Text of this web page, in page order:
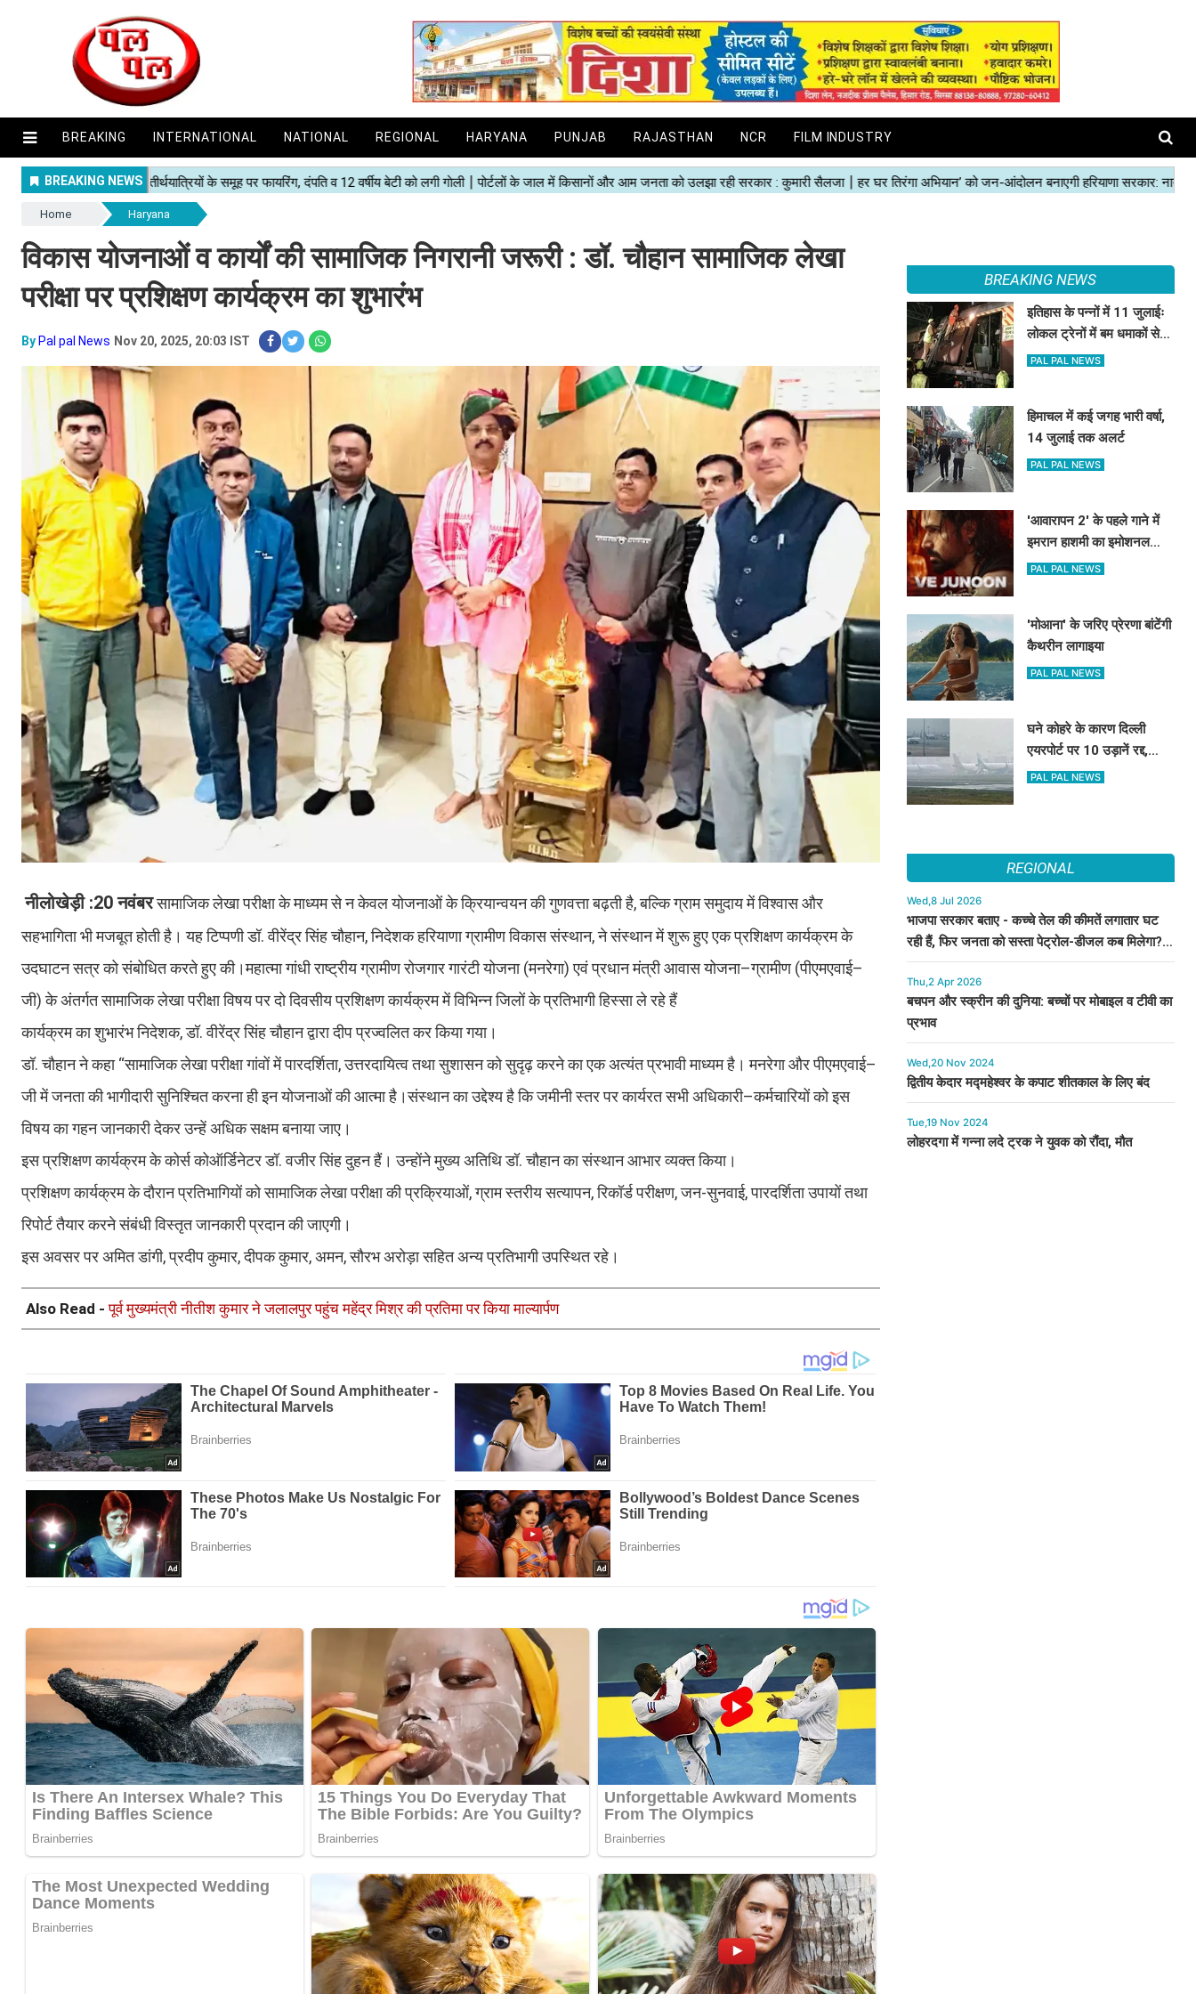
BREAKING INTERNATIONAL NATIONAL REGIONAL HARYANA PUNJAB RAJASTHAN NCR FILM INDUSTRY
Home Haryana
विकास योजनाओं व कार्यों की सामाजिक निगरानी जरूरी : डॉ. चौहान सामाजिक लेखा
परीक्षा पर प्रशिक्षण कार्यक्रम का शुभारंभ
By Pal pal News Nov 20, 2025, 20:03 IST
नीलोखेड़ी :20 नवंबरसामाजिक लेखा परीक्षा के माध्यम से न केवल योजनाओं के क्रियान्वयन की गुणवत्ता बढ़ती है, बल्कि ग्राम समुदाय में विश्वास और
सहभागिता भी मजबूत होती है। यह टिप्पणी डॉ. वीरेंद्र सिंह चौहान, निदेशक हरियाणा ग्रामीण विकास संस्थान, ने संस्थान में शुरू हुए एक प्रशिक्षण कार्यक्रम के
उदघाटन सत्र को संबोधित करते हुए की।महात्मा गांधी राष्ट्रीय ग्रामीण रोजगार गारंटी योजना (मनरेगा) एवं प्रधान मंत्री आवास योजना–ग्रामीण (पीएमएवाई–
जी) के अंतर्गत सामाजिक लेखा परीक्षा विषय पर दो दिवसीय प्रशिक्षण कार्यक्रम में विभिन्न जिलों के प्रतिभागी हिस्सा ले रहे हैं
कार्यक्रम का शुभारंभ निदेशक, डॉ. वीरेंद्र सिंह चौहान द्वारा दीप प्रज्वलित कर किया गया।
डॉ. चौहान ने कहा “सामाजिक लेखा परीक्षा गांवों में पारदर्शिता, उत्तरदायित्व तथा सुशासन को सुदृढ़ करने का एक अत्यंत प्रभावी माध्यम है। मनरेगा और पीएमएवाई–
जी में जनता की भागीदारी सुनिश्चित करना ही इन योजनाओं की आत्मा है।संस्थान का उद्देश्य है कि जमीनी स्तर पर कार्यरत सभी अधिकारी–कर्मचारियों को इस
विषय का गहन जानकारी देकर उन्हें अधिक सक्षम बनाया जाए।
इस प्रशिक्षण कार्यक्रम के कोर्स कोऑर्डिनेटर डॉ. वजीर सिंह दुहन हैं। उन्होंने मुख्य अतिथि डॉ. चौहान का संस्थान आभार व्यक्त किया।
प्रशिक्षण कार्यक्रम के दौरान प्रतिभागियों को सामाजिक लेखा परीक्षा की प्रक्रियाओं, ग्राम स्तरीय सत्यापन, रिकॉर्ड परीक्षण, जन-सुनवाई, पारदर्शिता उपायों तथा
रिपोर्ट तैयार करने संबंधी विस्तृत जानकारी प्रदान की जाएगी।
इस अवसर पर अमित डांगी, प्रदीप कुमार, दीपक कुमार, अमन, सौरभ अरोड़ा सहित अन्य प्रतिभागी उपस्थित रहे।
Also Read -पूर्व मुख्यमंत्री नीतीश कुमार ने जलालपुर पहुंच महेंद्र मिश्र की प्रतिमा पर किया माल्यार्पण
BREAKING NEWS
इतिहास के पन्नों में 11 जुलाईः
लोकल ट्रेनों में बम धमाकों से
दहल गई मुंबई, 189 की मौत
PAL PAL NEWS
हिमाचल में कई जगह भारी वर्षा,
14 जुलाई तक अलर्ट
PAL PAL NEWS
'आवारापन 2' के पहले गाने में
इमरान हाशमी का इमोशनल
अवतार
PAL PAL NEWS
'मोआना' के जरिए प्रेरणा बांटेंगी
कैथरीन लागाइया
PAL PAL NEWS
घने कोहरे के कारण दिल्ली
एयरपोर्ट पर 10 उड़ानें रद्द,
270 से अधिक में देरी
PAL PAL NEWS
REGIONAL
Wed,8 Jul 2026
भाजपा सरकार बताए - कच्चे तेल की कीमतें लगातार घट
रही हैं, फिर जनता को सस्ता पेट्रोल-डीजल कब मिलेगा? :
कुमारी सैलजा
Thu,2 Apr 2026
बचपन और स्क्रीन की दुनिया: बच्चों पर मोबाइल व टीवी का
प्रभाव
Wed,20 Nov 2024
द्वितीय केदार मद्महेश्वर के कपाट शीतकाल के लिए बंद
Tue,19 Nov 2024
लोहरदगा में गन्ना लदे ट्रक ने युवक को रौंदा, मौत